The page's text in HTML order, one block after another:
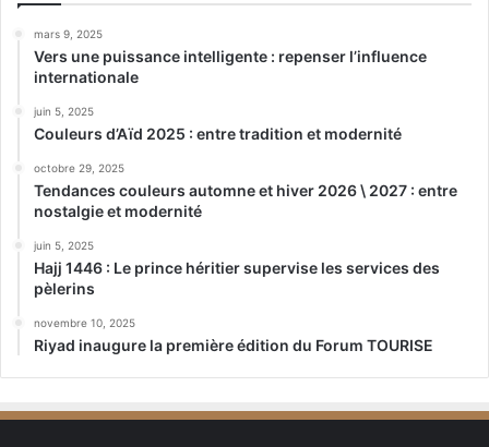
mars 9, 2025
Vers une puissance intelligente : repenser l’influence
internationale
juin 5, 2025
Couleurs d’Aïd 2025 : entre tradition et modernité
octobre 29, 2025
Tendances couleurs automne et hiver 2026 \ 2027 : entre
nostalgie et modernité
juin 5, 2025
Hajj 1446 : Le prince héritier supervise les services des
pèlerins
novembre 10, 2025
Riyad inaugure la première édition du Forum TOURISE